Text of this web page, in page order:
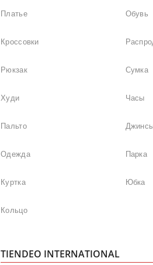
Платье Обувь
Кроссовки
Рюкзак Сумка
Худи Часы
Пальто
Одежда Парка
Куртка Юбка
Кольцо
TIENDEO INTERNATIONAL